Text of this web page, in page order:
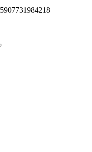
5907731984218